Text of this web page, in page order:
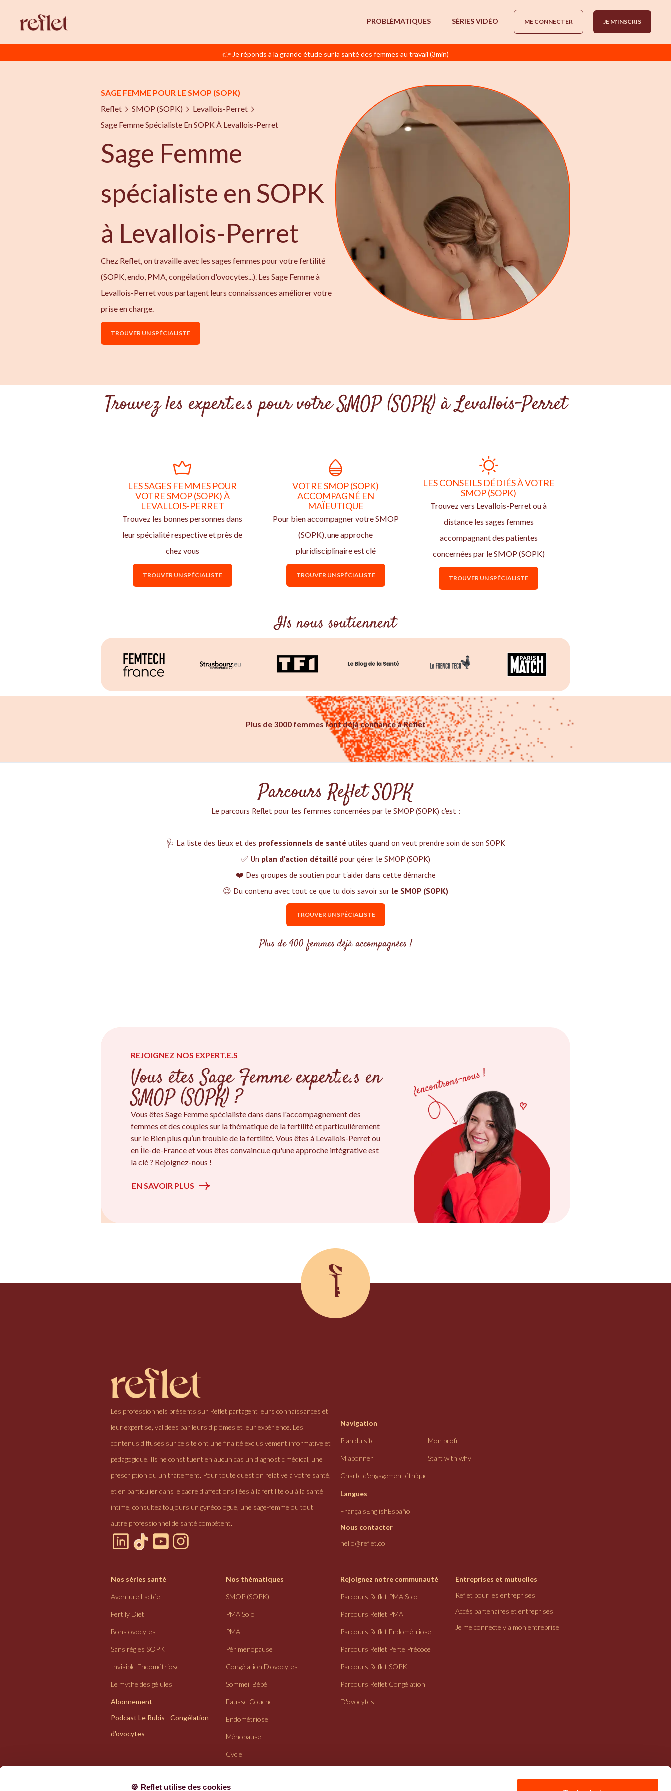
🍪 Reflet utilise des cookies
PROBLÉMATIQUES SÉRIES VIDÉO ME CONNECTER JE M'INSCRIS
👉 Je réponds à la grande étude sur la santé des femmes au travail (3min)
SAGE FEMME POUR LE SMOP (SOPK)
Reflet
SMOP (SOPK)
Levallois-Perret
Sage Femme Spécialiste En SOPK À Levallois-Perret
Sage Femme
spécialiste en SOPK
à Levallois-Perret
Chez Reflet, on travaille avec les sages femmes pour votre fertilité
(SOPK, endo, PMA, congélation d'ovocytes...). Les Sage Femme à
Levallois-Perret vous partagent leurs connaissances améliorer votre
prise en charge.
TROUVER UN SPÉCIALISTE
Trouvez les expert.e.s pour votre SMOP (SOPK) à Levallois-Perret
LES SAGES FEMMES POUR
VOTRE SMOP (SOPK) À
LEVALLOIS-PERRET
Trouvez les bonnes personnes dans
leur spécialité respective et près de
chez vous
TROUVER UN SPÉCIALISTE
VOTRE SMOP (SOPK)
ACCOMPAGNÉ EN
MAÏEUTIQUE
Pour bien accompagner votre SMOP
(SOPK), une approche
pluridisciplinaire est clé
TROUVER UN SPÉCIALISTE
LES CONSEILS DÉDIÉS À VOTRE
SMOP (SOPK)
Trouvez vers Levallois-Perret ou à
distance les sages femmes
accompagnant des patientes
concernées par le SMOP (SOPK)
TROUVER UN SPÉCIALISTE
Ils nous soutiennent
Plus de 3000 femmes font déjà confiance à Reflet
Parcours Reflet SOPK
Le parcours Reflet pour les femmes concernées par le SMOP (SOPK) c'est :‍
🩺 La liste des lieux et des professionnels de santé utiles quand on veut prendre soin de son SOPK
✅ Un plan d'action détaillé pour gérer le SMOP (SOPK)
❤️ Des groupes de soutien pour t'aider dans cette démarche
😉 Du contenu avec tout ce que tu dois savoir sur le SMOP (SOPK)
TROUVER UN SPÉCIALISTE
Plus de 400 femmes déjà accompagnées !
REJOIGNEZ NOS EXPERT.E.S
Vous êtes Sage Femme expert.e.s en
SMOP (SOPK) ?
Vous êtes Sage Femme spécialiste dans dans l'accompagnement des
femmes et des couples sur la thématique de la fertilité et particulièrement
sur le Bien plus qu’un trouble de la fertilité. Vous êtes à Levallois-Perret ou
en Île-de-France et vous êtes convaincu.e qu'une approche intégrative est
la clé ? Rejoignez-nous !
EN SAVOIR PLUS
Les professionnels présents sur Reflet partagent leurs connaissances et
leur expertise, validées par leurs diplômes et leur expérience. Les
contenus diffusés sur ce site ont une finalité exclusivement informative et
pédagogique. Ils ne constituent en aucun cas un diagnostic médical, une
prescription ou un traitement. Pour toute question relative à votre santé,
et en particulier dans le cadre d’affections liées à la fertilité ou à la santé
intime, consultez toujours un gynécologue, une sage-femme ou tout
autre professionnel de santé compétent.
Navigation
Plan du site Mon profil
M'abonner Start with why
Charte d'engagement éthique
Langues
FrançaisEnglishEspañol
Nous contacter
hello@reflet.co
Nos séries santé
Aventure Lactée
Fertily Diet'
Bons ovocytes
Sans règles SOPK
Invisible Endométriose
Le mythe des gélules
Abonnement
Podcast Le Rubis - Congélation
d'ovocytes
Nos thématiques
SMOP (SOPK)
PMA Solo
PMA
Périménopause
Congélation D'ovocytes
Sommeil Bébé
Fausse Couche
Endométriose
Ménopause
Cycle
Rejoignez notre communauté
Parcours Reflet PMA Solo
Parcours Reflet PMA
Parcours Reflet Endométriose
Parcours Reflet Perte Précoce
Parcours Reflet SOPK
Parcours Reflet Congélation
D'ovocytes
Entreprises et mutuelles
Reflet pour les entreprises
Accès partenaires et entreprises
Je me connecte via mon entreprise